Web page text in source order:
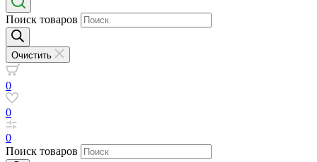
Поиск товаров
Очистить
0
0
0
Поиск товаров